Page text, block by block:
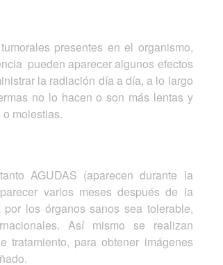
presentes en el organismo,
pueden aparecer algunos efectos
la radiación día a día, a lo largo
no lo hacen o son más lentas y
molestias.
AGUDAS (aparecen durante la
varios meses después de la
los órganos sanos sea tolerable,
Así mismo se realizan
para obtener imágenes